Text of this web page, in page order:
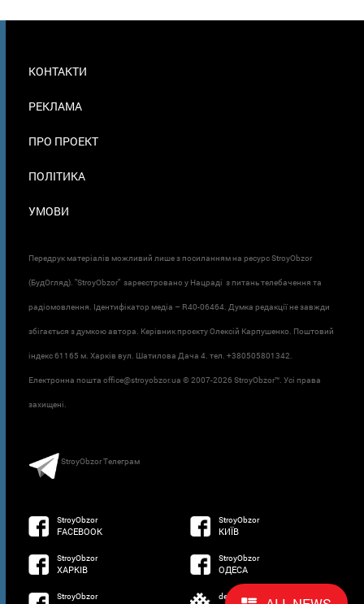
В
КОНТАКТИ
РЕКЛАМА
ПРО ПРОЕКТ
ПОЛІТИКА
УМОВИ
Передрук матеріалів можливий лише з посиланням на ресурс StroyObzor
(БудОгляд). "StroyObzor" зареєстровано у Нацраді з питань телебачення та
радіомовлення. Ідентифікатор медіа – R40-06464. Думка редакції не завжди
збігається з думкою автора. Керівник проєкту Олексій Карпушенко. Поштовий
індекс 61165 м. Харків вул. Шатилова Дача 4. тел. +380505801342.
Електронна пошта office@stroyobzor.ua © 2007-2026 StroyObzor™. Усі права
захищені.
StroyObzor Телеграм
StroyObzor
FACEBOOK
StroyObzor
КИЇВ
StroyObzor
ХАРКІВ
StroyObzor
ОДЕСА
StroyObzor developed by